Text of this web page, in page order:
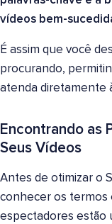
vídeos bem-
É assim que você
procurando,
atenda diretamente
Encontrando as
Seus Vídeos
Antes de otimizar o
conhecer os termos
espectadores estão